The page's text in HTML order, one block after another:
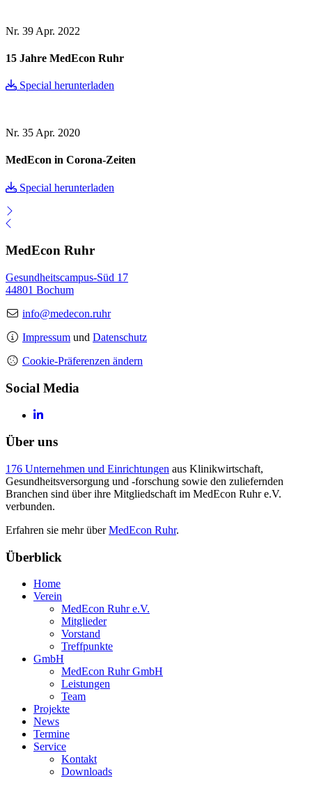
Nr. 39 Apr. 2022
15 Jahre MedEcon Ruhr
Special herunterladen
Nr. 35 Apr. 2020
MedEcon in Corona-Zeiten
Special herunterladen
MedEcon Ruhr
Gesundheitscampus-Süd 17
44801 Bochum
info@medecon.ruhr
Impressum und Datenschutz
Cookie-Präferenzen ändern
Social Media
Über uns
176 Unternehmen und Einrichtungen aus Klinikwirtschaft,
Gesundheitsversorgung und -forschung sowie den zuliefernden
Branchen sind über ihre Mitgliedschaft im MedEcon Ruhr e.V.
verbunden.
Erfahren sie mehr überMedEcon Ruhr.
Überblick
Home
Verein
MedEcon Ruhr e.V.
Mitglieder
Vorstand
Treffpunkte
GmbH
MedEcon Ruhr GmbH
Leistungen
Team
Projekte
News
Termine
Service
Kontakt
Downloads